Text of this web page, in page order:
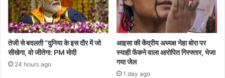
तेजी से बदलती “दुनिया के इस दौर में जो
सीखेगा, वो जीतेगा: PM मोदी
24 hours ago
आइसा की केंद्रीय अध्यक्ष नेहा बोरा पर
स्याही फेंकने वाला आरोपित गिरफ्तार, भेजा
गया जेल
1 day ago